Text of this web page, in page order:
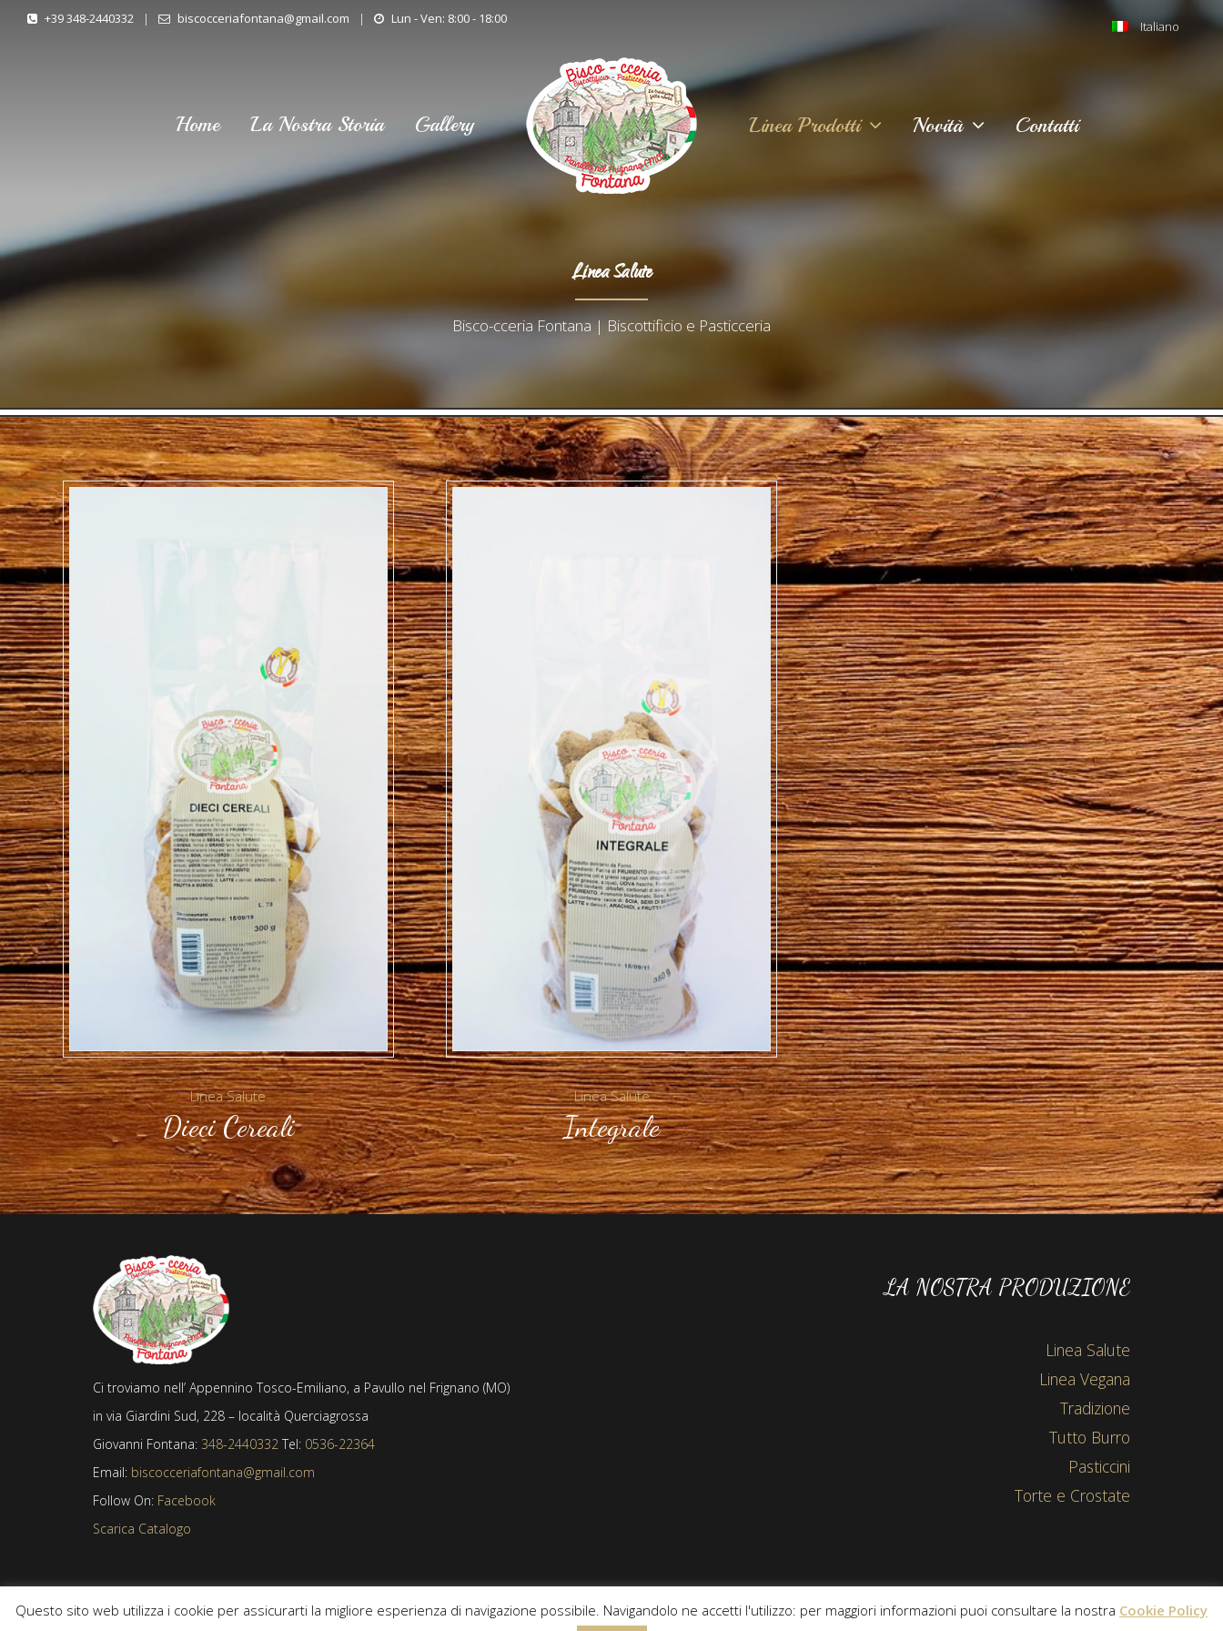
+39 348-2440332 | biscocceriafontana@gmail.com | Lun - Ven: 8:00 - 18:00
Italiano
Home La Nostra Storia Gallery Linea Prodotti Novità Contatti
Linea Salute
Bisco-cceria Fontana | Biscottificio e Pasticceria
Linea Salute
Dieci Cereali
Linea Salute
Integrale
Ci troviamo nell’ Appennino Tosco-Emiliano, a Pavullo nel Frignano (MO)
in via Giardini Sud, 228 – località Querciagrossa
Giovanni Fontana: 348-2440332 Tel: 0536-22364
Email: biscocceriafontana@gmail.com
Follow On: Facebook
Scarica Catalogo
LA NOSTRA PRODUZIONE
Linea Salute
Linea Vegana
Tradizione
Tutto Burro
Pasticcini
Torte e Crostate
Questo sito web utilizza i cookie per assicurarti la migliore esperienza di navigazione possibile. Navigandolo ne accetti l'utilizzo: per maggiori informazioni puoi consultare la nostra Cookie Policy